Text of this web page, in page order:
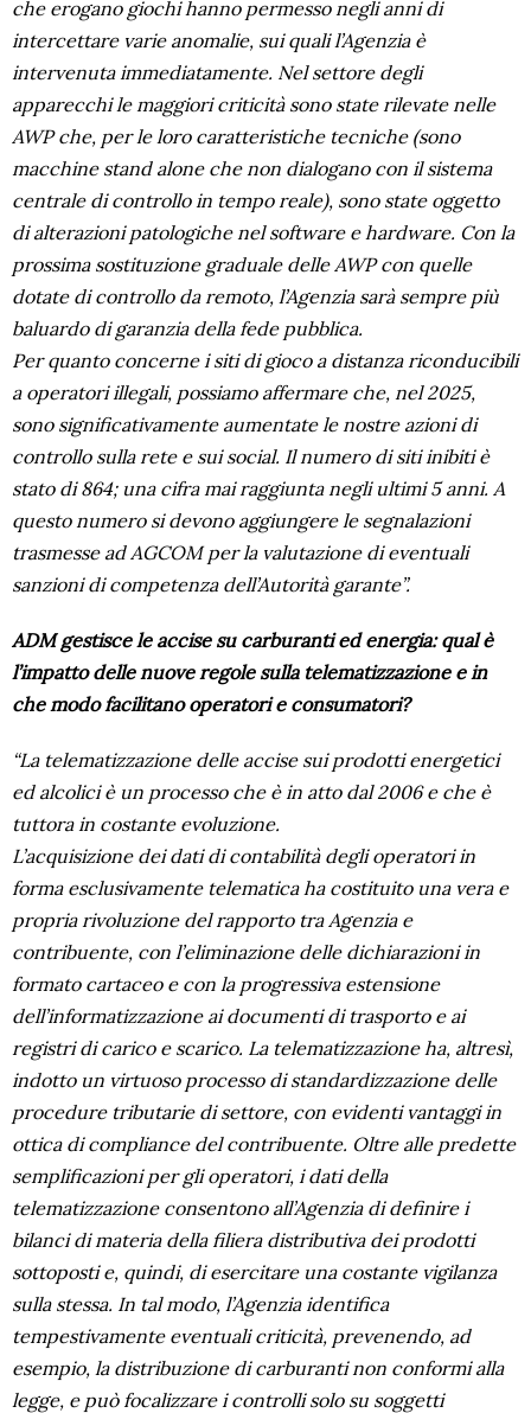
che erogano giochi hanno permesso negli anni di
intercettare varie anomalie, sui quali l’Agenzia è
intervenuta immediatamente. Nel settore degli
apparecchi le maggiori criticità sono state rilevate nelle
AWP che, per le loro caratteristiche tecniche (sono
macchine stand alone che non dialogano con il sistema
centrale di controllo in tempo reale), sono state oggetto
di alterazioni patologiche nel software e hardware. Con la
prossima sostituzione graduale delle AWP con quelle
dotate di controllo da remoto, l’Agenzia sarà sempre più
baluardo di garanzia della fede pubblica.
Per quanto concerne i siti di gioco a distanza riconducibili
a operatori illegali, possiamo affermare che, nel 2025,
sono significativamente aumentate le nostre azioni di
controllo sulla rete e sui social. Il numero di siti inibiti è
stato di 864; una cifra mai raggiunta negli ultimi 5 anni. A
questo numero si devono aggiungere le segnalazioni
trasmesse ad AGCOM per la valutazione di eventuali
sanzioni di competenza dell’Autorità garante”.
ADM gestisce le accise su carburanti ed energia: qual è
l’impatto delle nuove regole sulla telematizzazione e in
che modo facilitano operatori e consumatori?
“La telematizzazione delle accise sui prodotti energetici
ed alcolici è un processo che è in atto dal 2006 e che è
tuttora in costante evoluzione.
L’acquisizione dei dati di contabilità degli operatori in
forma esclusivamente telematica ha costituito una vera e
propria rivoluzione del rapporto tra Agenzia e
contribuente, con l’eliminazione delle dichiarazioni in
formato cartaceo e con la progressiva estensione
dell’informatizzazione ai documenti di trasporto e ai
registri di carico e scarico. La telematizzazione ha, altresì,
indotto un virtuoso processo di standardizzazione delle
procedure tributarie di settore, con evidenti vantaggi in
ottica di compliance del contribuente. Oltre alle predette
semplificazioni per gli operatori, i dati della
telematizzazione consentono all’Agenzia di definire i
bilanci di materia della filiera distributiva dei prodotti
sottoposti e, quindi, di esercitare una costante vigilanza
sulla stessa. In tal modo, l’Agenzia identifica
tempestivamente eventuali criticità, prevenendo, ad
esempio, la distribuzione di carburanti non conformi alla
legge, e può focalizzare i controlli solo su soggetti